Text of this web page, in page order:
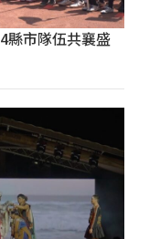
縣市隊伍共襄盛